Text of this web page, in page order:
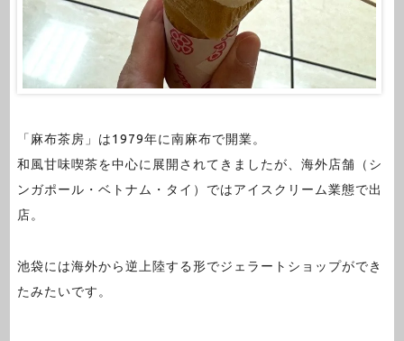
「麻布茶房」は1979年に南麻布で開業。
和風甘味喫茶を中心に展開されてきましたが、海外店舗（シ
ンガポール・ベトナム・タイ）ではアイスクリーム業態で出
店。
池袋には海外から逆上陸する形でジェラートショップができ
たみたいです。